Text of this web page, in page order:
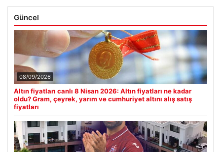
Güncel
08/09/2026
Altın fiyatları canlı 8 Nisan 2026: Altın fiyatları ne kadar
oldu? Gram, çeyrek, yarım ve cumhuriyet altını alış satış
fiyatları